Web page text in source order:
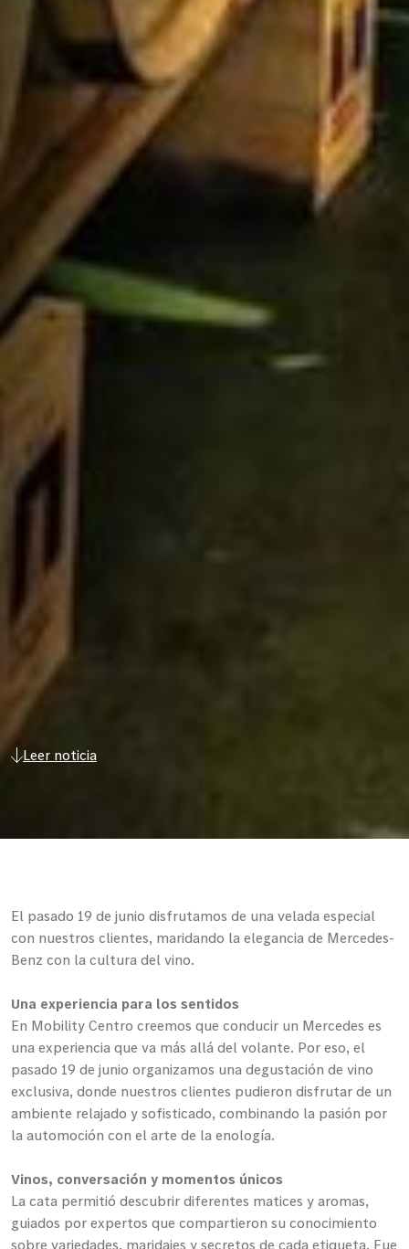
Leer noticia
El pasado 19 de junio disfrutamos de una velada especial
con nuestros clientes, maridando la elegancia de Mercedes-
Benz con la cultura del vino.
Una experiencia para los sentidos
En Mobility Centro creemos que conducir un Mercedes es
una experiencia que va más allá del volante. Por eso, el
pasado 19 de junio organizamos una degustación de vino
exclusiva, donde nuestros clientes pudieron disfrutar de un
ambiente relajado y sofisticado, combinando la pasión por
la automoción con el arte de la enología.
Vinos, conversación y momentos únicos
La cata permitió descubrir diferentes matices y aromas,
guiados por expertos que compartieron su conocimiento
sobre variedades, maridajes y secretos de cada etiqueta. Fue